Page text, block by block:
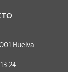
Huelva
24